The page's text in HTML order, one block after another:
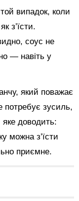
випадок, коли
з’їсти.
соус не
— навіть у
який поважає
потребує зусиль,
доводить:
можна з’їсти
приємне.